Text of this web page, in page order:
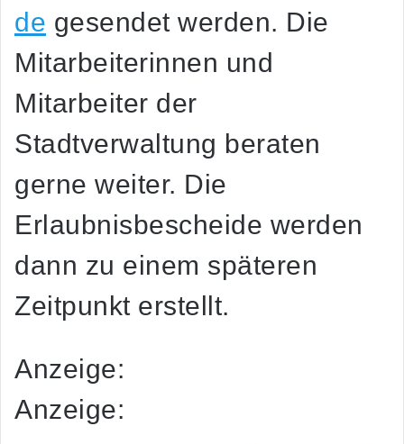
de gesendet werden. Die
Mitarbeiterinnen und
Mitarbeiter der
Stadtverwaltung beraten
gerne weiter. Die
Erlaubnisbescheide werden
dann zu einem späteren
Zeitpunkt erstellt.
Anzeige:
Anzeige: